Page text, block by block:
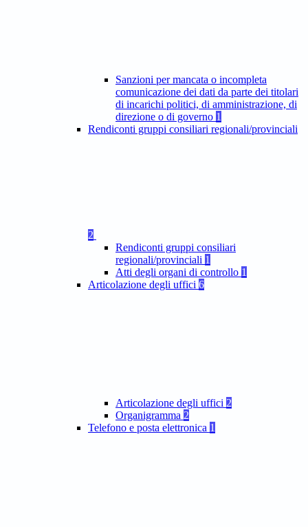
Sanzioni per mancata o incompleta
comunicazione dei dati da parte dei titolari
di incarichi politici, di amministrazione, di
direzione o di governo 1
Rendiconti gruppi consiliari regionali/provinciali
2
Rendiconti gruppi consiliari
regionali/provinciali 1
Atti degli organi di controllo 1
Articolazione degli uffici 6
Articolazione degli uffici 2
Organigramma 2
Telefono e posta elettronica 1